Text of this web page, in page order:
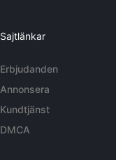
Sajtlänkar
Erbjudanden
Annonsera
Kundtjänst
DMCA